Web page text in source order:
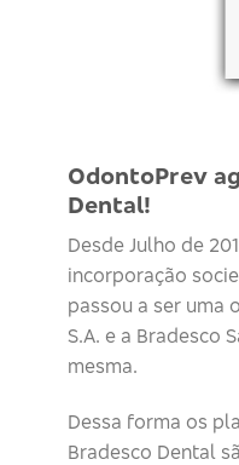
OdontoPrev
Dental!
Desde Julho de
incorporação
passou a ser uma
S.A. e a Bradesco
mesma.
Dessa forma os
Bradesco Dental